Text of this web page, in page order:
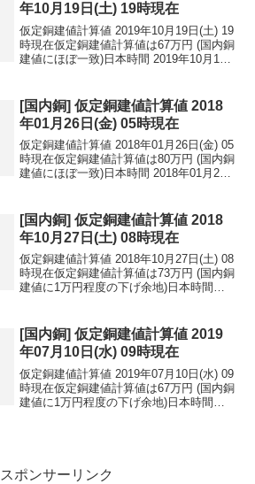
年10月19日(土) 19時現在
仮定銅建値計算値 2019年10月19日(土) 19
時現在仮定銅建値計算値は67万円 (国内銅
建値にほぼ一致)日本時間 2019年10月19
円...
[国内銅] 仮定銅建値計算値 2018
年01月26日(金) 05時現在
仮定銅建値計算値 2018年01月26日(金) 05
時現在仮定銅建値計算値は80万円 (国内銅
建値にほぼ一致)日本時間 2018年01月26
円...
[国内銅] 仮定銅建値計算値 2018
年10月27日(土) 08時現在
仮定銅建値計算値 2018年10月27日(土) 08
時現在仮定銅建値計算値は73万円 (国内銅
建値に1万円程度の下げ余地)日本時間
民元：1...
[国内銅] 仮定銅建値計算値 2019
年07月10日(水) 09時現在
仮定銅建値計算値 2019年07月10日(水) 09
時現在仮定銅建値計算値は67万円 (国内銅
建値に1万円程度の下げ余地)日本時間
スポンサーリンク